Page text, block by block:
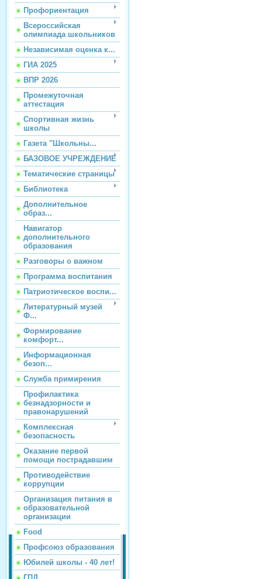
Профориентация
Всероссийская
олимпиада школьников
Независимая оценка к...
ГИА 2025
ВПР 2026
Промежуточная
аттестация
Спортивная жизнь
школы
Газета "Школьны...
БАЗОВОЕ УЧРЕЖДЕНИЕ
Тематические страницы
Библиотека
Дополнительное
образ...
Навигатор
дополнительного
образования
Разговоры о важном
Программа воспитания
Патриотическое воспи...
Литературный музей
Ф...
Формирование
комфорт...
Информационная
безоп...
Служба примирения
Профилактика
безнадзорности и
правонарушений
Комплексная
безопасность
Оказание первой
помощи пострадавшим
Противодействие
коррупции
Организация питания в
образовательной
организации
Food
Профсоюз образования
Юбилей школы - 40 лет!